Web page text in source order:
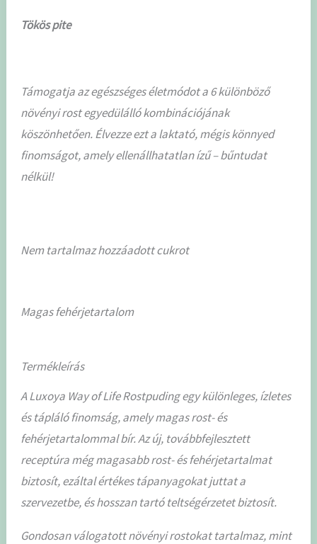
Tökös pite
Támogatja az egészséges életmódot a 6 különböző
növényi rost egyedülálló kombinációjának
köszönhetően. Élvezze ezt a laktató, mégis könnyed
finomságot, amely ellenállhatatlan ízű – bűntudat
nélkül!
Nem tartalmaz hozzáadott cukrot
Magas fehérjetartalom
Termékleírás
A Luxoya Way of Life Rostpuding egy különleges, ízletes
és tápláló finomság, amely magas rost- és
fehérjetartalommal bír. Az új, továbbfejlesztett
receptúra még magasabb rost- és fehérjetartalmat
biztosít, ezáltal értékes tápanyagokat juttat a
szervezetbe, és hosszan tartó teltségérzetet biztosít.
Gondosan válogatott növényi rostokat tartalmaz, mint